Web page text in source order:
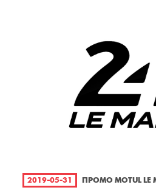
2019-05-31 ПРОМО MOTUL LE